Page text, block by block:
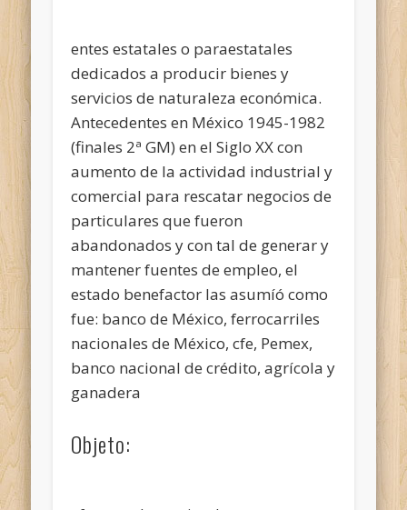
entes estatales o paraestatales
dedicados a producir bienes y
servicios de naturaleza económica.
Antecedentes en México 1945-1982
(finales 2ª GM) en el Siglo XX con
aumento de la actividad industrial y
comercial para rescatar negocios de
particulares que fueron
abandonados y con tal de generar y
mantener fuentes de empleo, el
estado benefactor las asumíó como
fue: banco de México, ferrocarriles
nacionales de México, cfe, Pemex,
banco nacional de crédito, agrícola y
ganadera
Objeto: